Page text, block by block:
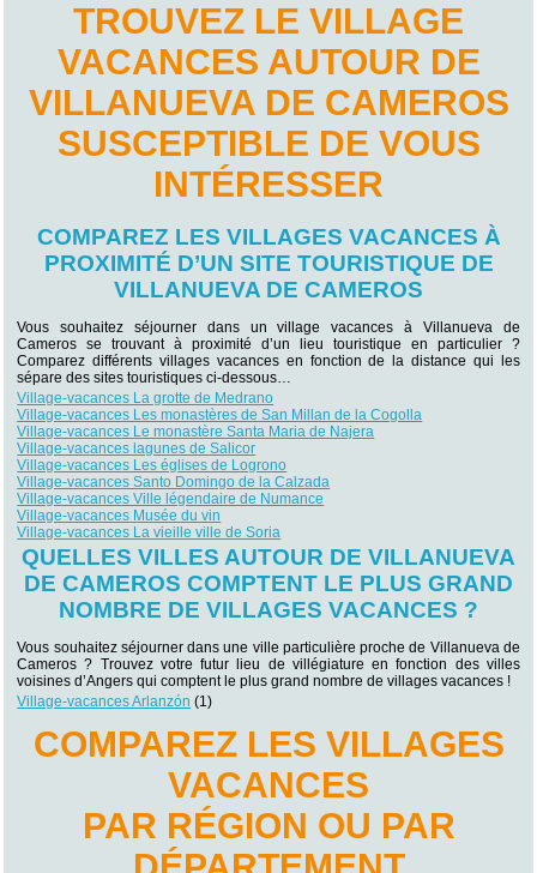
TROUVEZ LE VILLAGE
VACANCES AUTOUR DE
VILLANUEVA DE CAMEROS
SUSCEPTIBLE DE VOUS
INTÉRESSER
COMPAREZ LES VILLAGES VACANCES À
PROXIMITÉ D’UN SITE TOURISTIQUE DE
VILLANUEVA DE CAMEROS
Vous souhaitez séjourner dans un village vacances à Villanueva de
Cameros se trouvant à proximité d’un lieu touristique en particulier ?
Comparez différents villages vacances en fonction de la distance qui les
sépare des sites touristiques ci-dessous…
Village-vacances La grotte de Medrano
Village-vacances Les monastères de San Millan de la Cogolla
Village-vacances Le monastère Santa Maria de Najera
Village-vacances lagunes de Salicor
Village-vacances Les églises de Logrono
Village-vacances Santo Domingo de la Calzada
Village-vacances Ville légendaire de Numance
Village-vacances Musée du vin
Village-vacances La vieille ville de Soria
QUELLES VILLES AUTOUR DE VILLANUEVA
DE CAMEROS COMPTENT LE PLUS GRAND
NOMBRE DE VILLAGES VACANCES ?
Vous souhaitez séjourner dans une ville particulière proche de Villanueva de
Cameros ? Trouvez votre futur lieu de villégiature en fonction des villes
voisines d’Angers qui comptent le plus grand nombre de villages vacances !
Village-vacances Arlanzón (1)
COMPAREZ LES VILLAGES
VACANCES
PAR RÉGION OU PAR